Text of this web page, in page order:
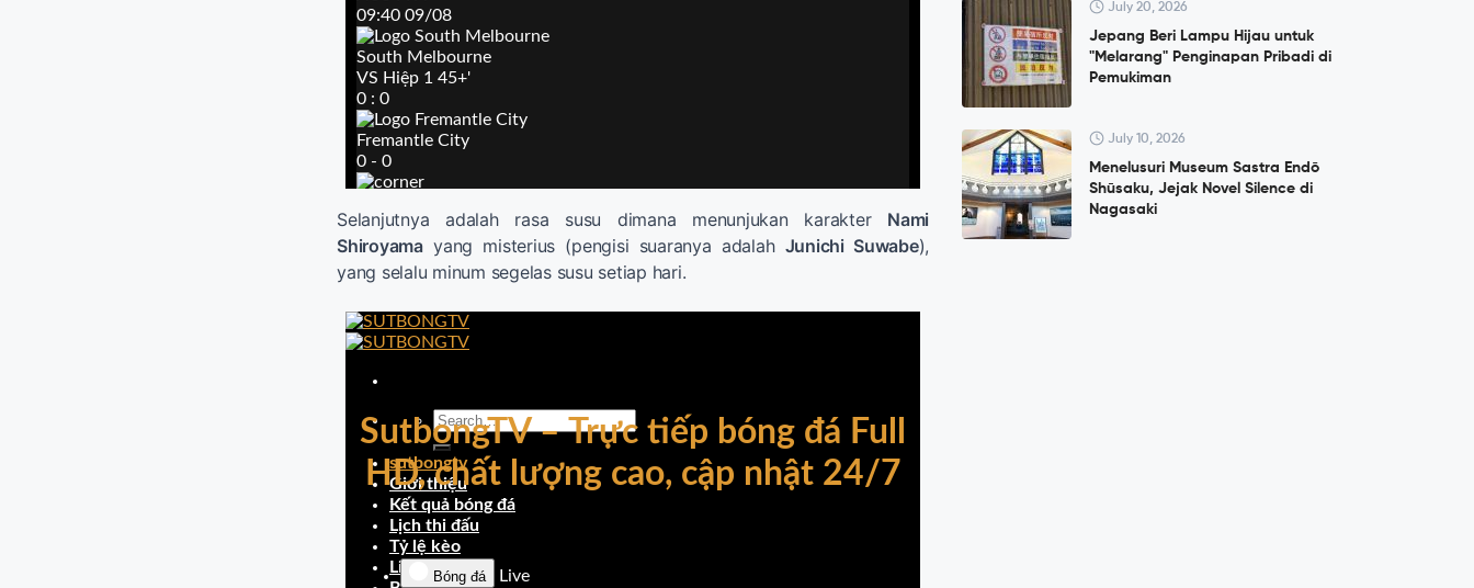
Selanjutnya adalah rasa susu dimana menunjukan karakter Nami
Shiroyamayang misterius (pengisi suaranya adalah Junichi Suwabe),
yang selalu minum segelas susu setiap hari.
July 20, 2026
Jepang Beri Lampu Hijau untuk
"Melarang" Penginapan Pribadi di
Pemukiman
July 10, 2026
Menelusuri Museum Sastra Endō
Shūsaku, Jejak Novel Silence di
Nagasaki